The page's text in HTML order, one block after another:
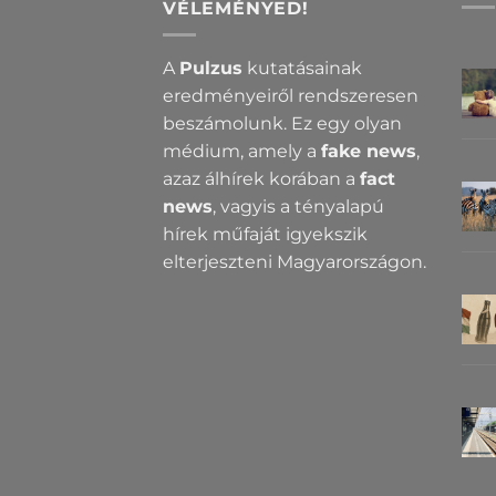
VÉLEMÉNYED!
A Pulzus kutatásainak
eredményeiről rendszeresen
beszámolunk. Ez egy olyan
médium, amely a fake news,
azaz álhírek korában a fact
news, vagyis a tényalapú
hírek műfaját igyekszik
elterjeszteni Magyarországon.